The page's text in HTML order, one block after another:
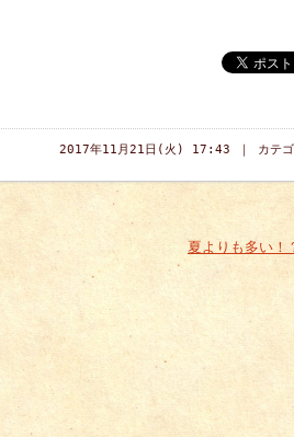
2017年11月21日(火) 17:43 ｜ カテゴ
夏よりも多い！